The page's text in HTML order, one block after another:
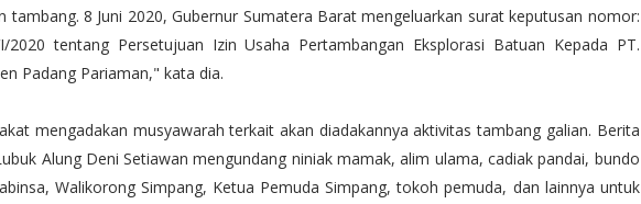
tambang. 8 Juni 2020, Gubernur Sumatera Barat mengeluarkan surat keputusan nomor:
2020 tentang Persetujuan Izin Usaha Pertambangan Eksplorasi Batuan Kepada PT.
Padang Pariaman," kata dia.
mengadakan musyawarah terkait akan diadakannya aktivitas tambang galian. Berita
Alung Deni Setiawan mengundang niniak mamak, alim ulama, cadiak pandai, bundo
Walikorong Simpang, Ketua Pemuda Simpang, tokoh pemuda, dan lainnya untuk